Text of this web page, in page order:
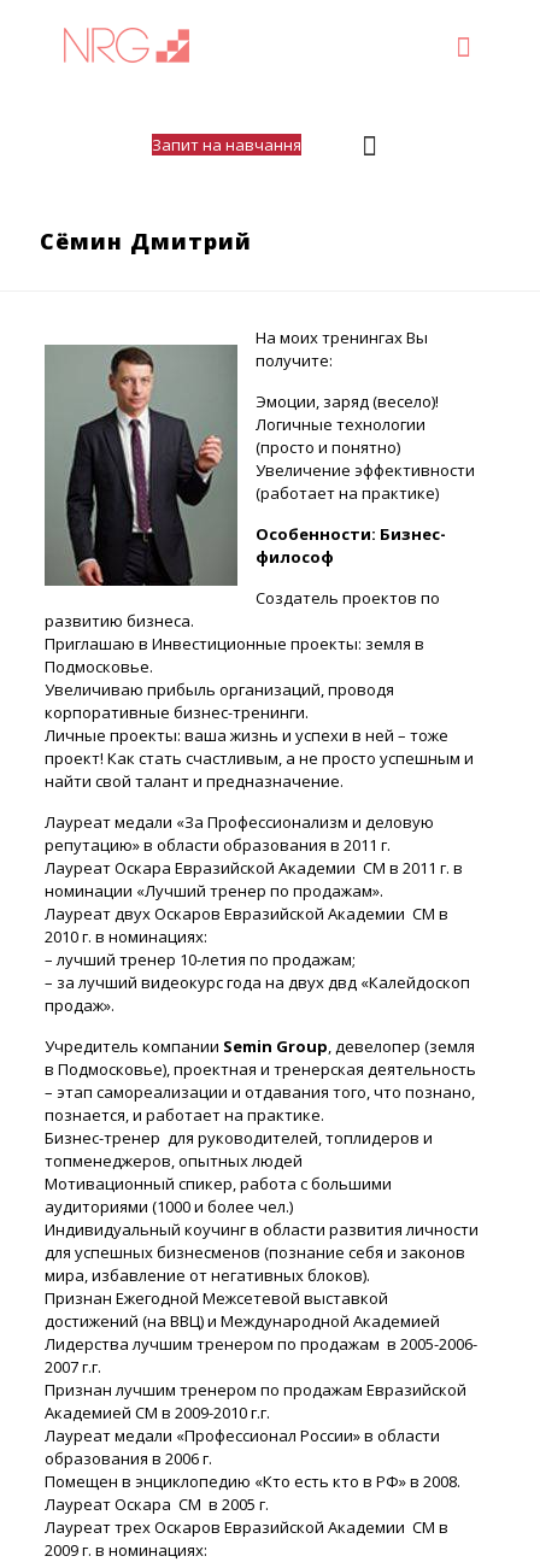
Запит на навчання
Сёмин Дмитрий
На моих тренингах Вы
получите:
Эмоции, заряд (весело)!
Логичные технологии
(просто и понятно)
Увеличение эффективности
(работает на практике)
Особенности: Бизнес-
философ
Создатель проектов по
развитию бизнеса.
Приглашаю в Инвестиционные проекты: земля в
Подмосковье.
Увеличиваю прибыль организаций, проводя
корпоративные бизнес-тренинги.
Личные проекты: ваша жизнь и успехи в ней – тоже
проект! Как стать счастливым, а не просто успешным и
найти свой талант и предназначение.
Лауреат медали «За Профессионализм и деловую
репутацию» в области образования в 2011 г.
Лауреат Оскара Евразийской Академии СМ в 2011 г. в
номинации «Лучший тренер по продажам».
Лауреат двух Оскаров Евразийской Академии СМ в
2010 г. в номинациях:
– лучший тренер 10-летия по продажам;
– за лучший видеокурс года на двух двд «Калейдоскоп
продаж».
Учредитель компании Semin Group, девелопер (земля
в Подмосковье), проектная и тренерская деятельность
– этап самореализации и отдавания того, что познано,
познается, и работает на практике.
Бизнес-тренер для руководителей, топлидеров и
топменеджеров, опытных людей
Мотивационный спикер, работа с большими
аудиториями (1000 и более чел.)
Индивидуальный коучинг в области развития личности
для успешных бизнесменов (познание себя и законов
мира, избавление от негативных блоков).
Признан Ежегодной Межсетевой выставкой
достижений (на ВВЦ) и Международной Академией
Лидерства лучшим тренером по продажам в 2005-2006-
2007 г.г.
Признан лучшим тренером по продажам Евразийской
Академией СМ в 2009-2010 г.г.
Лауреат медали «Профессионал России» в области
образования в 2006 г.
Помещен в энциклопедию «Кто есть кто в РФ» в 2008.
Лауреат Оскара СМ в 2005 г.
Лауреат трех Оскаров Евразийской Академии СМ в
2009 г. в номинациях: